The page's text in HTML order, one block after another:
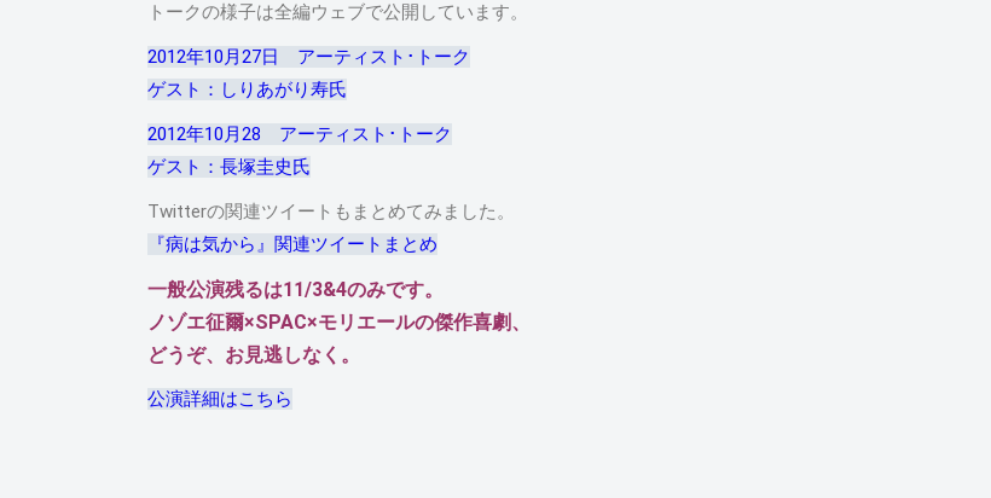
トークの様子は全編ウェブで公開しています。
2012年10月27日 アーティスト･トーク
ゲスト：しりあがり寿氏
2012年10月28 アーティスト･トーク
ゲスト：長塚圭史氏
Twitterの関連ツイートもまとめてみました。
『病は気から』関連ツイートまとめ
一般公演残るは11/3&4のみです。
ノゾエ征爾×SPAC×モリエールの傑作喜劇、
どうぞ、お見逃しなく。
公演詳細はこちら